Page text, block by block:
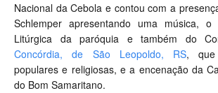
Nacional da Cebola e contou com a
Schlemper apresentando uma música,
Litúrgica da paróquia e também do
Concórdia, de São Leopoldo, RS, que
populares e religiosas, e a encenação da
do Bom Samaritano.